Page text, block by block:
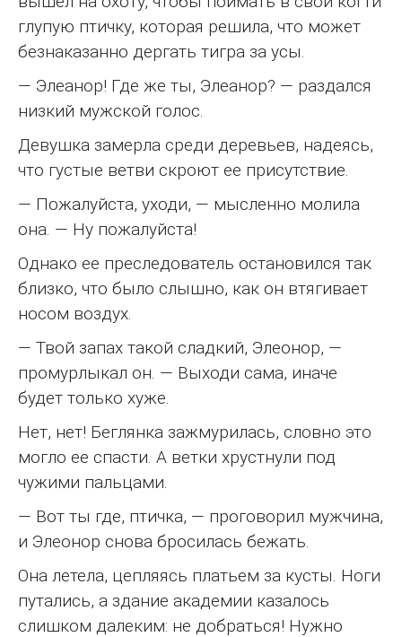
глупую птичку, которая решила, что может
безнаказанно дергать тигра за усы.
— Элеанор! Где же ты, Элеанор? — раздался
низкий мужской голос.
Девушка замерла среди деревьев, надеясь,
что густые ветви скроют ее присутствие.
— Пожалуйста, уходи, — мысленно молила
она. — Ну пожалуйста!
Однако ее преследователь остановился так
близко, что было слышно, как он втягивает
носом воздух.
— Твой запах такой сладкий, Элеонор, —
промурлыкал он. — Выходи сама, иначе
будет только хуже.
Нет, нет! Беглянка зажмурилась, словно это
могло ее спасти. А ветки хрустнули под
чужими пальцами.
— Вот ты где, птичка, — проговорил мужчина,
и Элеонор снова бросилась бежать.
Она летела, цепляясь платьем за кусты. Ноги
путались, а здание академии казалось
слишком далеким: не добраться! Нужно